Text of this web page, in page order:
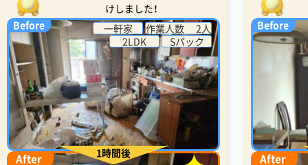
けしました！
Before
一軒家
作業人数 2人
2LDK
Sパック
After 1時間後
Before
After